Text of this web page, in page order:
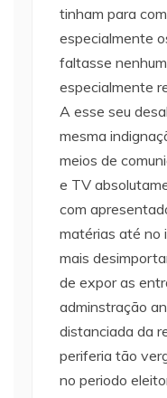
tinham para
especialmente
faltasse
especialmente
A esse seu
mesma
meios de
e TV
com
matérias até no
mais
de expor as
adminstração
distanciada da
periferia tão
no periodo